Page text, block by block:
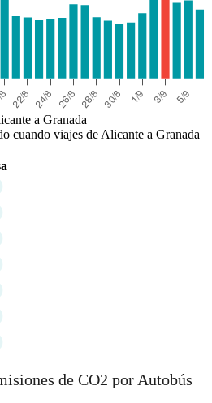
a Granada
cuando viajes de Alicante a Granada
de CO2 por Autobús